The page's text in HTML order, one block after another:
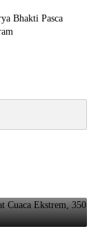
Bhakti Pasca
Ekstrem,